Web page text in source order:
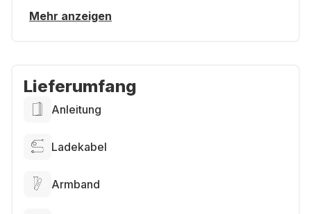
Mehr anzeigen
Lieferumfang
Anleitung
Ladekabel
Armband